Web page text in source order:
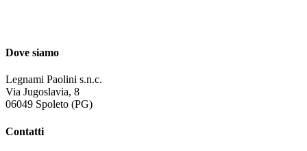
Dove siamo
Legnami Paolini s.n.c.
Via Jugoslavia, 8
06049 Spoleto (PG)
Contatti